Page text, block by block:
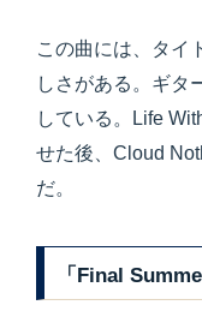
この曲には、タイ
しさがある。ギタ
している。Life
せた後、Cloud
だ。
「Final